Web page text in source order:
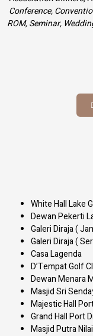
Conference,
ROM, Seminar,
White Hall Lake
Dewan Pekerti
Galeri Diraja (
Galeri Diraja (
Casa Lagenda
D’Tempat Golf
Dewan Menara
Masjid Sri
Majestic Hall
Grand Hall Port
Masjid Putra Nilai